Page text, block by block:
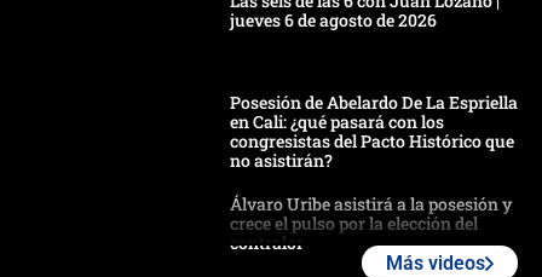
jueves 6 de agosto de 2026
Posesión de Abelardo De La Espriella
en Cali: ¿qué pasará con los
congresistas del Pacto Histórico que
no asistirán?
Álvaro Uribe asistirá a la posesión y
crece el pulso por la elección del
contralor
Más videos